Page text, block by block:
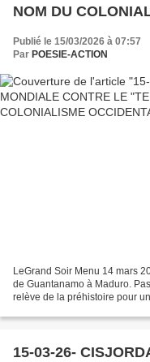
NOM DU
Publié le 15/03/2026 à 07:57
Par POESIE-ACTION
LeGrand Soir Menu 14 mars
de Guantanamo à Maduro.
relève de la préhistoire pour
15-03-26-